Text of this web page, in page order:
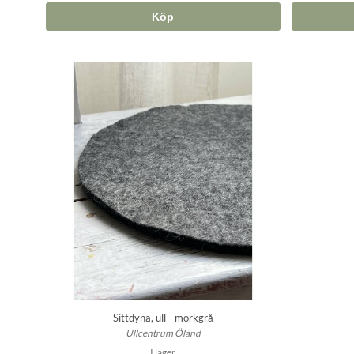
Köp
Sittdyna, ull - mörkgrå
Ullcentrum Öland